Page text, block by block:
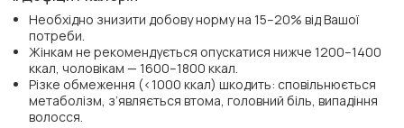
Необхідно знизити добову норму на 15–20% від Вашої
потреби.
Жінкам не рекомендується опускатися нижче 1200–1400
ккал, чоловікам — 1600–1800 ккал.
Різке обмеження (<1000 ккал) шкодить: сповільнюється
метаболізм, з’являється втома, головний біль, випадіння
волосся.